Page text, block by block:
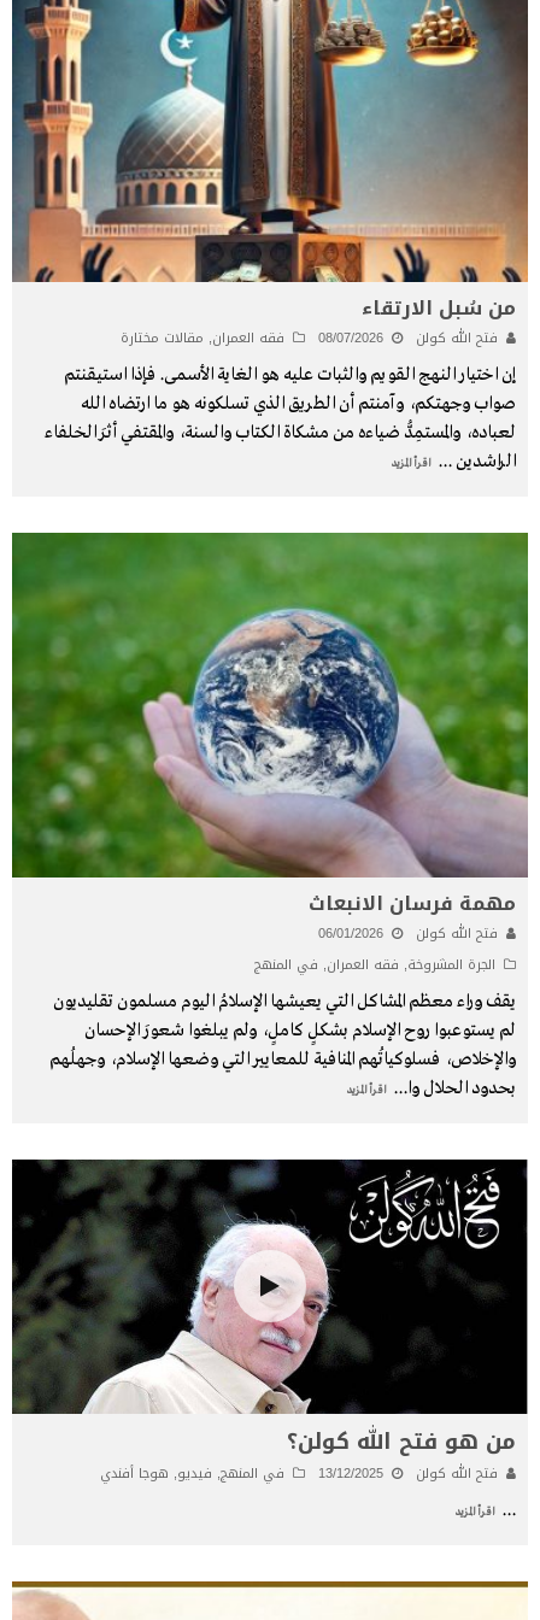
من سُبل الارتقاء
فتح الله كولن 08/07/2026 فقه العمران, مقالات مختارة
إن اختيار النهج القويم والثبات عليه هو الغاية الأسمى. فإذا استيقنتم
صواب وجهتكم، وآمنتم أن الطريق الذي تسلكونه هو ما ارتضاه الله
لعباده، والمستمِدُّ ضياءه من مشكاة الكتاب والسنة، والمقتفي أثرَ الخلفاء
الراشدين ... اقرأ المزيد
مهمة فرسان الانبعاث
فتح الله كولن
06/01/2026
الجرة المشروخة, فقه العمران, في المنهج
يقف وراء معظم المشاكل التي يعيشها الإسلامُ اليوم مسلمون تقليديون
لم يستوعبوا روح الإسلام بشكلٍ كاملٍ، ولم يبلغوا شعورَ الإحسان
والإخلاص، فسلوكياتُهم المنافية للمعايير التي وضعها الإسلام، وجهلُهم
بحدود الحلال وا... اقرأ المزيد
من هو فتح الله كولن؟
فتح الله كولن 13/12/2025 في المنهج, فيديو, هوجا أفندي
... اقرأ المزيد